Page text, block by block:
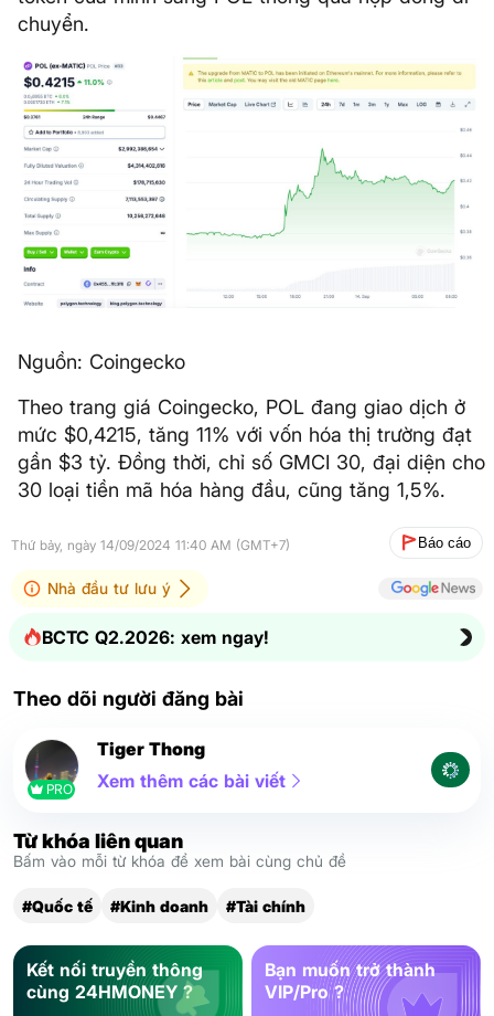
chuyển.
Nguồn: Coingecko
Theo trang giá Coingecko, POL đang giao dịch ở
mức $0,4215, tăng 11% với vốn hóa thị trường đạt
gần $3 tỷ. Đồng thời, chỉ số GMCI 30, đại diện cho
30 loại tiền mã hóa hàng đầu, cũng tăng 1,5%.
Thứ bảy, ngày 14/09/2024 11:40 AM (GMT+7) Báo cáo
Nhà đầu tư lưu ý
BCTC Q2.2026: xem ngay!
Theo dõi người đăng bài
PRO
Tiger Thong
Xem thêm các bài viết
Từ khóa liên quan
Bấm vào mỗi từ khóa để xem bài cùng chủ đề
#Quốc tế #Kinh doanh #Tài chính
Kết nối truyền thông
cùng 24HMONEY ?
Bạn muốn trở thành
VIP/Pro ?